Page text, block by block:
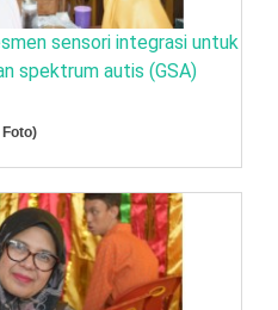
sensori integrasi untuk
spektrum autis (GSA)
Foto)